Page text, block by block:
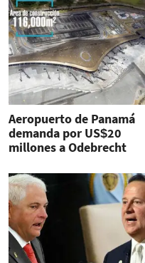
Aeropuerto de Panamá
demanda por US$20
millones a Odebrecht